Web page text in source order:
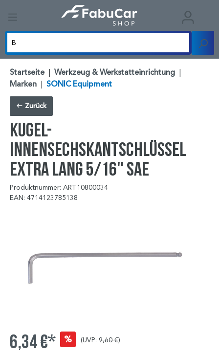
Startseite | Werkzeug & Werkstatteinrichtung |
Marken | SONIC Equipment
Zurück
Kugel-
Innensechskantschlüssel
extra lang 5/16'' SAE
Produktnummer: ART10800034
EAN: 4714123785138
6,34 €* % (UVP: 9,60 €)